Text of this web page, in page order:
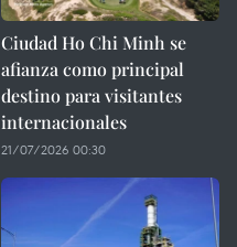
Ciudad Ho Chi Minh se
afianza como principal
destino para visitantes
internacionales
21/07/2026 00:30